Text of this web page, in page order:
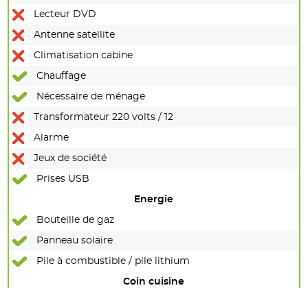
Lecteur DVD
Antenne satellite
Climatisation cabine
Chauffage
Nécessaire de ménage
Transformateur 220 volts / 12
Alarme
Jeux de société
Prises USB
Energie
Bouteille de gaz
Panneau solaire
Pile à combustible / pile lithium
Coin cuisine